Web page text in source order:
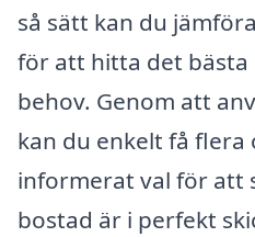
så sätt kan du
för att hitta det
behov. Genom att
kan du enkelt få
informerat val för att
bostad är i perfekt